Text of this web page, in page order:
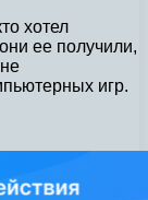
хотел
ее получили,
игр.